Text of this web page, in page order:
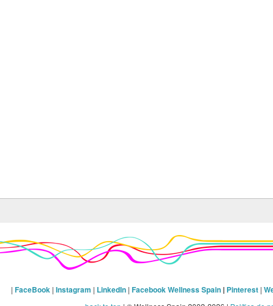
| FaceBook | Instagram | LinkedIn | Facebook Wellness Spain | Pinterest |